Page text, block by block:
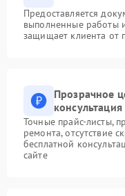
Предоставляется
выполненные работы
защищает клиента от
Прозрачное
консультация
Точные прайс-листы,
ремонта, отсутствие
бесплатной
сайте